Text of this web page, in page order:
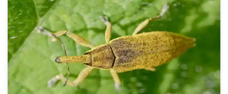
C’est un gros charançon, mais son rostre est bien typique de la
famille. Ses élytres pubescents sont de couleur jaune-verdâtre,
mais les individus âgés sont souvent « rapés » et apparaissent
plus sombres. Lixus iridis Lixus iridis Pas de nom vernaculaire en
français POSITION SYSTÉMATIQUE : Insecte Coléoptère Famille des
Curculionidae ETYMOLOGIE : iridis = de […]